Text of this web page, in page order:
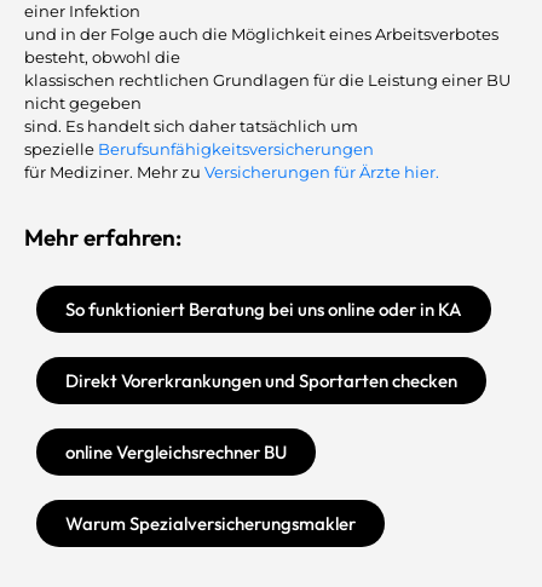
einer Infektion
und in der Folge auch die Möglichkeit eines Arbeitsverbotes
besteht, obwohl die
klassischen rechtlichen Grundlagen für die Leistung einer BU
nicht gegeben
sind. Es handelt sich daher tatsächlich um
spezielle Berufsunfähigkeitsversicherungen
für Mediziner. Mehr zu Versicherungen für Ärzte hier.
Mehr erfahren:
So funktioniert Beratung bei uns online oder in KA
Direkt Vorerkrankungen und Sportarten checken
online Vergleichsrechner BU
Warum Spezialversicherungsmakler